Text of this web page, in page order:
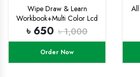
Wipe Draw & Learn
Workbook+Multi Color Lcd
Tab Combo
৳ 650 ৳ 1,000
Order Now